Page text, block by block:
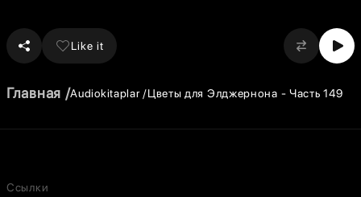
Like it
Главная Audiokitaplar Цветы для Элджернона - Часть 149
Ссылки